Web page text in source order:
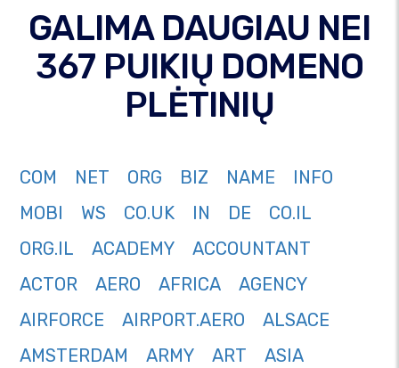
GALIMA DAUGIAU NEI
367 PUIKIŲ DOMENO
PLĖTINIŲ
COM NET ORG BIZ NAME
INFO
MOBI
WS CO.UK IN DE
CO.IL
ORG.IL
ACADEMY
ACCOUNTANT
ACTOR
AERO AFRICA
AGENCY
AIRFORCE
AIRPORT.AERO
ALSACE
AMSTERDAM
ARMY ART
ASIA